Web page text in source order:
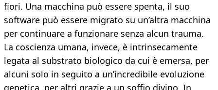
fiori. Una macchina può essere spenta, il suo
software può essere migrato su un’altra macchina
per continuare a funzionare senza alcun trauma.
La coscienza umana, invece, è intrinsecamente
legata al substrato biologico da cui è emersa, per
alcuni solo in seguito a un’incredibile evoluzione
genetica, per altri grazie a un soffio divino. In